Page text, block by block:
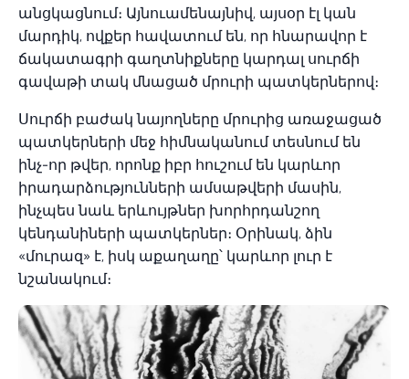
անցկացնում։ Այնուամենայնիվ, այսօր էլ կան
մարդիկ, ովքեր հավատում են, որ հնարավոր է
ճակատագրի գաղտնիքները կարդալ սուրճի
գավաթի տակ մնացած մրուրի պատկերներով։
Սուրճի բաժակ նայողները մրուրից առաջացած
պատկերների մեջ հիմնականում տեսնում են
ինչ-որ թվեր, որոնք իբր հուշում են կարևոր
իրադարձությունների ամսաթվերի մասին,
ինչպես նաև երևույթներ խորհրդանշող
կենդանիների պատկերներ։ Օրինակ, ձին
«մուրազ» է, իսկ աքաղաղը՝ կարևոր լուր է
նշանակում։